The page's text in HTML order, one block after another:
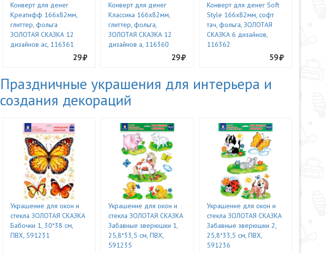
Конверт для денег
Креатифф 166х82мм,
глиттер, фольга
ЗОЛОТАЯ СКАЗКА 12
дизайнов ас, 116361
29
Конверт для денег
Классика 166х82мм,
глиттер, фольга,
ЗОЛОТАЯ СКАЗКА 12
дизайнов а, 116360
29
Конверт для денег Soft
Style 166х82мм, софт
тач, фольга, ЗОЛОТАЯ
СКАЗКА 6 дизайнов,
116362
59
Праздничные украшения для интерьера и
создания декораций
Украшение для окон и
стекла ЗОЛОТАЯ СКАЗКА
Бабочки 1, 30*38 см,
ПВХ, 591231
Украшение для окон и
стекла ЗОЛОТАЯ СКАЗКА
Забавные зверюшки 1,
25,8*33,5 см, ПВХ,
591235
Украшение для окон и
стекла ЗОЛОТАЯ СКАЗКА
Забавные зверюшки 2,
25,8*33,5 см, ПВХ,
591236